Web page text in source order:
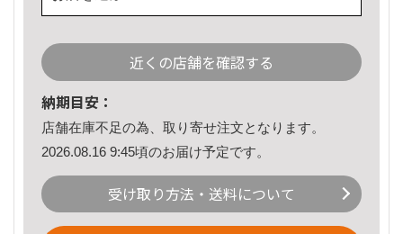
近くの店舗を確認する
納期目安：
店舗在庫不足の為、取り寄せ注文となります。
2026.08.16 9:45頃のお届け予定です。
受け取り方法・送料について